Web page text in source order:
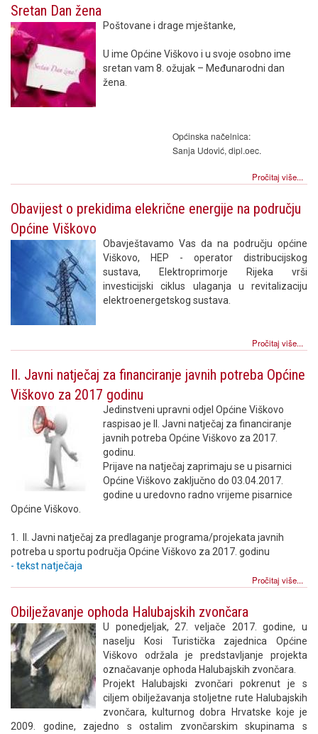
Sretan Dan žena
Poštovane i drage mještanke,
U ime Općine Viškovo i u svoje osobno ime
sretan vam 8. ožujak – Međunarodni dan
žena.
Općinska načelnica:
Sanja Udović, dipl.oec.
Pročitaj više...
Obavijest o prekidima elekrične energije na području
Općine Viškovo
Obavještavamo Vas da na području općine
Viškovo, HEP - operator distribucijskog
sustava, Elektroprimorje Rijeka vrši
investicijski ciklus ulaganja u revitalizaciju
elektroenergetskog sustava.
Pročitaj više...
II. Javni natječaj za financiranje javnih potreba Općine
Viškovo za 2017 godinu
Jedinstveni upravni odjel Općine Viškovo
raspisao je II. Javni natječaj za financiranje
javnih potreba Općine Viškovo za 2017.
godinu.
Prijave na natječaj zaprimaju se u pisarnici
Općine Viškovo zaključno do 03.04.2017.
godine u uredovno radno vrijeme pisarnice
Općine Viškovo.
1. II. Javni natječaj za predlaganje programa/projekata javnih
potreba u sportu područja Općine Viškovo za 2017. godinu
- tekst natječaja
Pročitaj više...
Obilježavanje ophoda Halubajskih zvončara
U ponedjeljak, 27. veljače 2017. godine, u
naselju Kosi Turistička zajednica Općine
Viškovo održala je predstavljanje projekta
označavanje ophoda Halubajskih zvončara.
Projekt Halubajski zvončari pokrenut je s
ciljem obilježavanja stoljetne rute Halubajskih
zvončara, kulturnog dobra Hrvatske koje je
2009. godine, zajedno s ostalim zvončarskim skupinama s